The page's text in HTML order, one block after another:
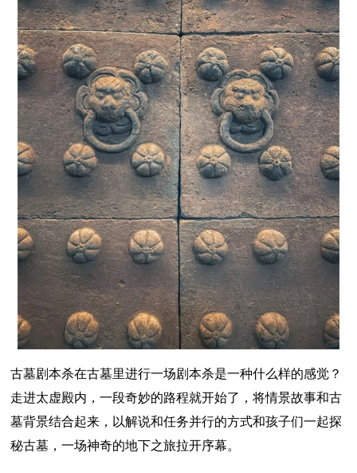
古墓剧本杀在古墓里进行一场剧本杀是一种什么样的感觉？
走进太虚殿内，一段奇妙的路程就开始了，将情景故事和古
墓背景结合起来，以解说和任务并行的方式和孩子们一起探
秘古墓，一场神奇的地下之旅拉开序幕。